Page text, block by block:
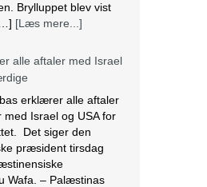
Brylluppet blev vist
[Læs mere...]
alle aftaler med Israel
erklærer alle aftaler
med Israel og USA for
Det siger den
præsident tirsdag
Wafa. – Palæstinas